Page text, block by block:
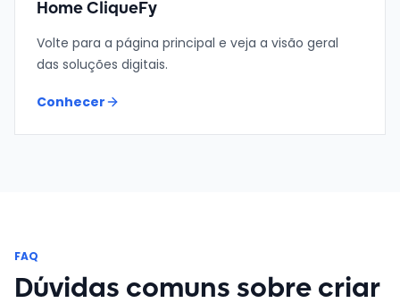
Home CliqueFy
Volte para a página principal e veja a visão geral
das soluções digitais.
Conhecer
FAQ
Dúvidas comuns sobre criar